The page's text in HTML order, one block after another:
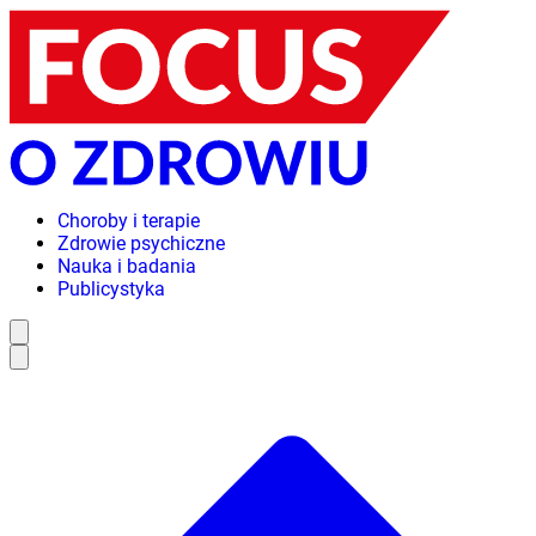
Choroby i terapie
Zdrowie psychiczne
Nauka i badania
Publicystyka